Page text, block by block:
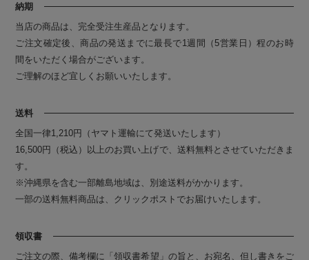
納期
当店の商品は、完全受注生産品となります。
ご注文確定後、商品の発送までに最長で1週間（5営業日）程のお時
間をいただく場合がございます。
ご理解のほど宜しくお願いいたします。
送料
全国一律1,210円（ヤマト運輸にて発送いたします）
16,500円（税込）以上のお買い上げで、送料無料とさせていただきま
す。
※沖縄県を含む一部離島地域は、別途送料がかかります。
一部の送料無料商品は、クリックポストでお届けいたします。
領収書
ご注文の際、備考欄に「領収書希望」の旨と、お宛名、但し書きをご